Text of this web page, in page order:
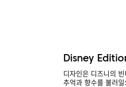
Disney
디자인은 디즈니의
추억과 향수를 불러